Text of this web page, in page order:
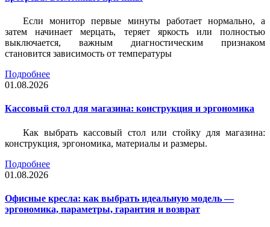
Если монитор первые минуты работает нормально, а
затем начинает мерцать, теряет яркость или полностью
выключается, важным диагностическим признаком
становится зависимость от температуры
Подробнее
01.08.2026
Кассовый стол для магазина: конструкция и эргономика
Как выбрать кассовый стол или стойку для магазина:
конструкция, эргономика, материалы и размеры.
Подробнее
01.08.2026
Офисные кресла: как выбрать идеальную модель —
эргономика, параметры, гарантия и возврат